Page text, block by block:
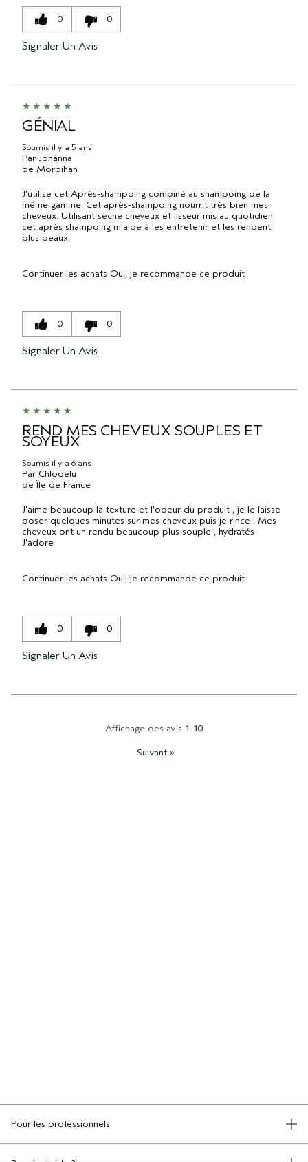
0 0
Signaler Un Avis
GÉNIAL
Soumis il y a 5 ans
Par Johanna
de Morbihan
J'utilise cet Après-shampoing combiné au shampoing de la
même gamme. Cet après-shampoing nourrit très bien mes
cheveux. Utilisant sèche cheveux et lisseur mis au quotidien
cet après shampoing m'aide à les entretenir et les rendent
plus beaux.
Continuer les achats Oui, je recommande ce produit
0 0
Signaler Un Avis
REND MES CHEVEUX SOUPLES ET
SOYEUX
Soumis il y a 6 ans
Par Chlooelu
de Île de France
J'aime beaucoup la texture et l'odeur du produit , je le laisse
poser quelques minutes sur mes cheveux puis je rince . Mes
cheveux ont un rendu beaucoup plus souple , hydratés .
J'adore
Continuer les achats Oui, je recommande ce produit
0 0
Signaler Un Avis
Affichage des avis 1-10
Suivant »
Pour les professionnels